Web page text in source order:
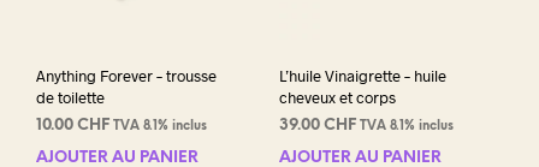
Anything Forever – trousse
de toilette
10.00 CHF TVA 8.1% inclus
AJOUTER AU PANIER
L’huile Vinaigrette – huile
cheveux et corps
39.00 CHF TVA 8.1% inclus
AJOUTER AU PANIER